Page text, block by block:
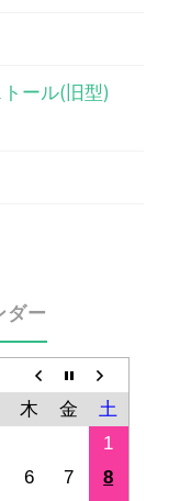
ール(旧型)
ダー
木 金
土
1
6 7
8